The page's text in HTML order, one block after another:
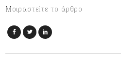
Μοιραστείτε το άρθρο